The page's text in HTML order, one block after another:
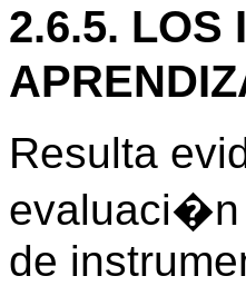
2.6.5. LOS
Resulta
evaluaci�n
de